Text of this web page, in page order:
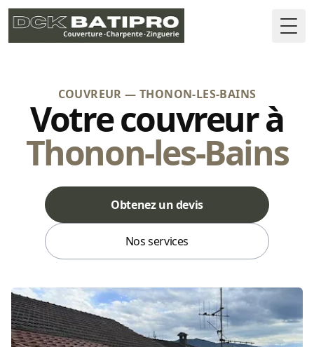
COUVREUR — THONON-LES-BAINS
Votre couvreur à
Thonon-les-Bains
Obtenez un devis
Nos services